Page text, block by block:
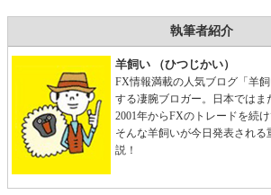
執筆者紹介
羊飼い （ひつじかい）
FX情報満載の人気ブログ「羊
する凄腕ブロガー。日本ではま
2001年からFXのトレードを続
そんな羊飼いが今日発表され
説！